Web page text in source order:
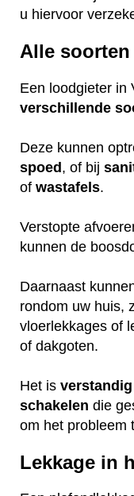
u hiervoor
Alle
Een loodgieter in
verschillende
Deze kunnen
spoed, of bij
of wastafels.
Verstopte
kunnen de
Daarnaast
rondom uw huis,
vloerlekkages of
of dakgoten.
Het is verstandig
schakelen die
om het probleem
Lekkage in